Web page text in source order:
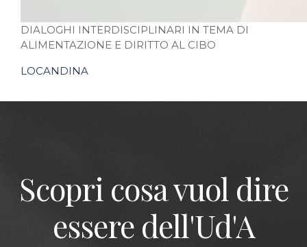
DIALOGHI INTERDISCIPLINARI IN TEMA DI
ALIMENTAZIONE E DIRITTO AL CIBO
LOCANDINA
Scopri cosa vuol dire
essere dell'Ud'A